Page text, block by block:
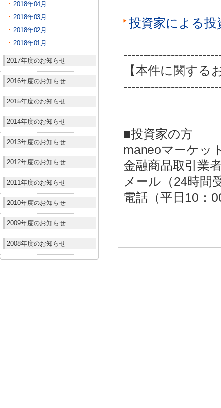
2018年04月
2018年03月
2018年02月
2018年01月
2017年度のお知らせ
2016年度のお知らせ
2015年度のお知らせ
2014年度のお知らせ
2013年度のお知らせ
2012年度のお知らせ
2011年度のお知らせ
2010年度のお知らせ
2009年度のお知らせ
2008年度のお知らせ
投資家による
【本件に関する
■投資家の方
maneoマーケッ
金融商品取引業
メール（24時間
電話（平日10：